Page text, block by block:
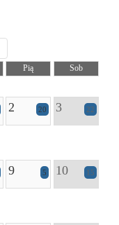
Pią
Sob
2 20 3 22
9 5 10 15